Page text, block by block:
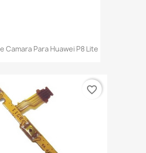
Camara Para Huawei P8 Lite
favorite_border